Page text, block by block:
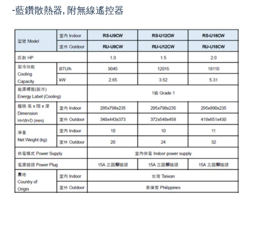
-藍鑽散熱器, 附無線遙控器